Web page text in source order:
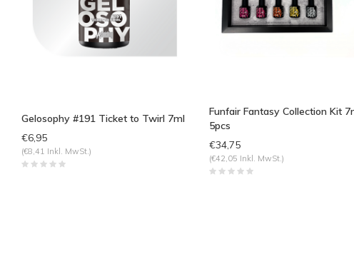
Gelosophy #191 Ticket to Twirl 7ml
€6,95
(€8,41 Inkl. MwSt.)
Funfair Fantasy Collection Kit
5pcs
€34,75
(€42,05 Inkl. MwSt.)